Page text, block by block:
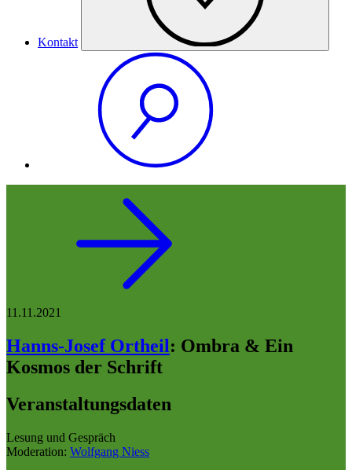
Kontakt
11.11.2021
Hanns-Josef Ortheil: Ombra & Ein
Kosmos der Schrift
Veranstaltungsdaten
Lesung und Gespräch
Moderation: Wolfgang Niess